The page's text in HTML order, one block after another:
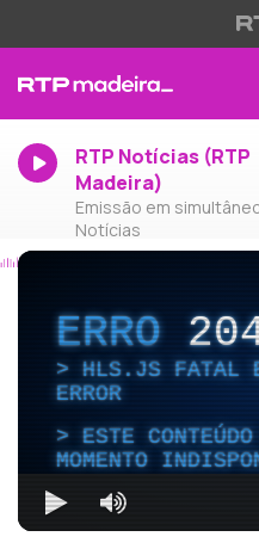
RTP Notícias (RTP
Madeira)
Emissão em
Notícias
ERRO
HLS.JS FATAL
ERROR
ESTE
MOMENTO